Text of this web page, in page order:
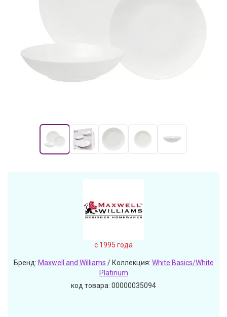
c 1995 года
Бренд: Maxwell and Williams / Коллекция: White Basics/White
Platinum
код товара: 00000035094